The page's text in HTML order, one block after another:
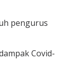
pengurus
Covid-